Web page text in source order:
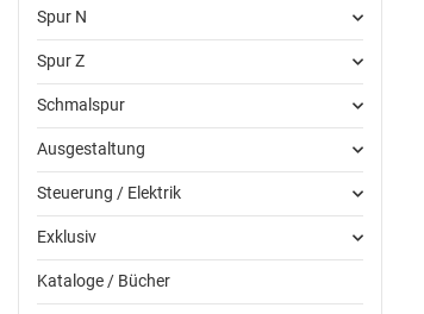
Spur N
Spur Z
Schmalspur
Ausgestaltung
Steuerung / Elektrik
Exklusiv
Kataloge / Bücher